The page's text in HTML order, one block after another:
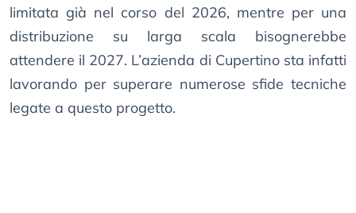
limitata già nel corso del 2026, mentre per una
distribuzione su larga scala bisognerebbe
attendere il 2027. L’azienda di Cupertino sta infatti
lavorando per superare numerose sfide tecniche
legate a questo progetto.